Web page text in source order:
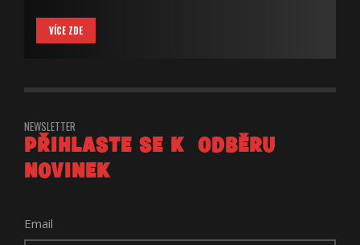
VÍCE ZDE
NEWSLETTER
PŘIHLASTE SE K ODBĚRU
NOVINEK
Email